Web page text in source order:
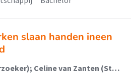
slaan handen ineen
Monique Kingma (Onderzoeker); Celine van Zanten (Student)